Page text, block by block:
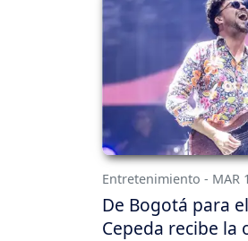
Entretenimiento - MAR
De Bogotá para
Cepeda recibe